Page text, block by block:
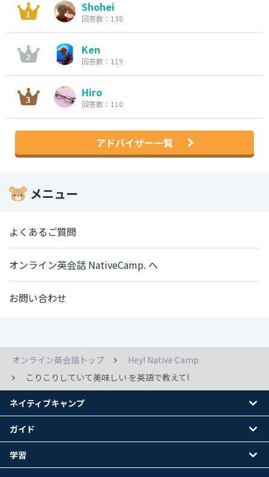
Shohei
回答数：138
Ken
回答数：119
Hiro
回答数：110
アドバイザー一覧
メニュー
よくあるご質問
オンライン英会話 NativeCamp. へ
お問い合わせ
オンライン英会話トップ
Hey! Native Camp
こりこりしていて美味しい を英語で教えて!
ネイティブキャンプ
ガイド
学習